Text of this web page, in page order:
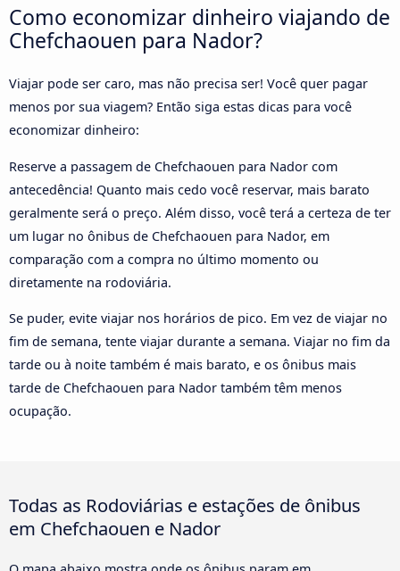
Como economizar dinheiro viajando de
Chefchaouen para Nador?
Viajar pode ser caro, mas não precisa ser! Você quer pagar
menos por sua viagem? Então siga estas dicas para você
economizar dinheiro:
Reserve a passagem de Chefchaouen para Nador com
antecedência! Quanto mais cedo você reservar, mais barato
geralmente será o preço. Além disso, você terá a certeza de ter
um lugar no ônibus de Chefchaouen para Nador, em
comparação com a compra no último momento ou
diretamente na rodoviária.
Se puder, evite viajar nos horários de pico. Em vez de viajar no
fim de semana, tente viajar durante a semana. Viajar no fim da
tarde ou à noite também é mais barato, e os ônibus mais
tarde de Chefchaouen para Nador também têm menos
ocupação.
Todas as Rodoviárias e estações de ônibus
em Chefchaouen e Nador